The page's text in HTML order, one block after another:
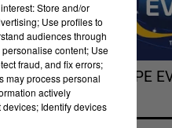
:
L'HOROSCOPE
Store and/or
Use profiles to
audiences through
content; Use
fraud, and fix errors;
may process personal
actively
Identify devices